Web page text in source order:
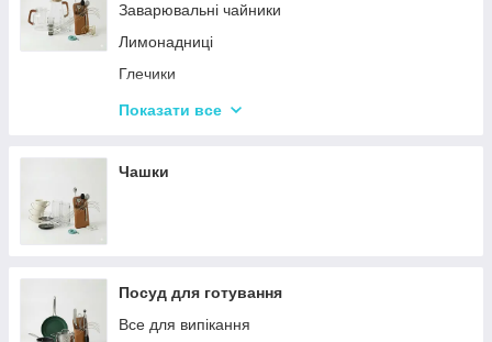
Набори для спецій
Ємності для зберігання
Набори кухонних ножів і лопаток
Маслянки
Заварювальні чайники
Лимонадниці
Глечики
Склянки
Келихи
Показати все
Чашки
Посуд для готування
Все для випікання